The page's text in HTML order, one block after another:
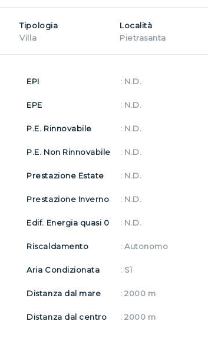
Tipologia
Villa
Località
Pietrasanta
EPI : N.D.
EPE : N.D.
P.E. Rinnovabile : N.D.
P.E. Non Rinnovabile : N.D.
Prestazione Estate : N.D.
Prestazione Inverno : N.D.
Edif. Energia quasi 0 : N.D.
Riscaldamento : Autonomo
Aria Condizionata : Sì
Distanza dal mare : 2000 m
Distanza dal centro : 2000 m